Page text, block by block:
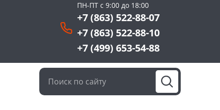
ПН-ПТ с 9:00 до 18:00
+7 (863) 522-88-07
+7 (863) 522-88-10
+7 (499) 653-54-88